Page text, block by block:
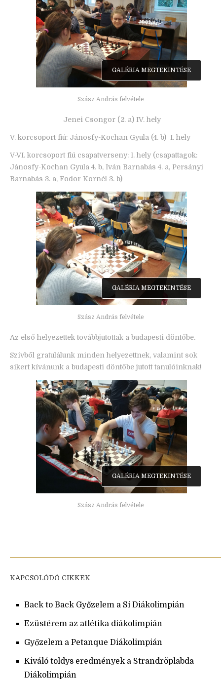
Szász András felvétele
GALÉRIA MEGTEKINTÉSE
Jenei Csongor (2. a) IV. hely
V. korcsoport fiú: Jánosfy-Kochan Gyula (4. b) I. hely
V-VI. korcsoport fiú csapatverseny: I. hely (csapattagok:
Jánosfy-Kochan Gyula 4. b, Iván Barnabás 4. a, Persányi
Barnabás 3. a, Fodor Kornél 3. b)
Szász András felvétele
GALÉRIA MEGTEKINTÉSE
Az első helyezettek továbbjutottak a budapesti döntőbe.
Szívből gratulálunk minden helyezettnek, valamint sok
sikert kívánunk a budapesti döntőbe jutott tanulóinknak!
Szász András felvétele
GALÉRIA MEGTEKINTÉSE
KAPCSOLÓDÓ CIKKEK
Back to Back Győzelem a Sí Diákolimpián
Ezüstérem az atlétika diákolimpián
Győzelem a Petanque Diákolimpián
Kiváló toldys eredmények a Strandröplabda
Diákolimpián